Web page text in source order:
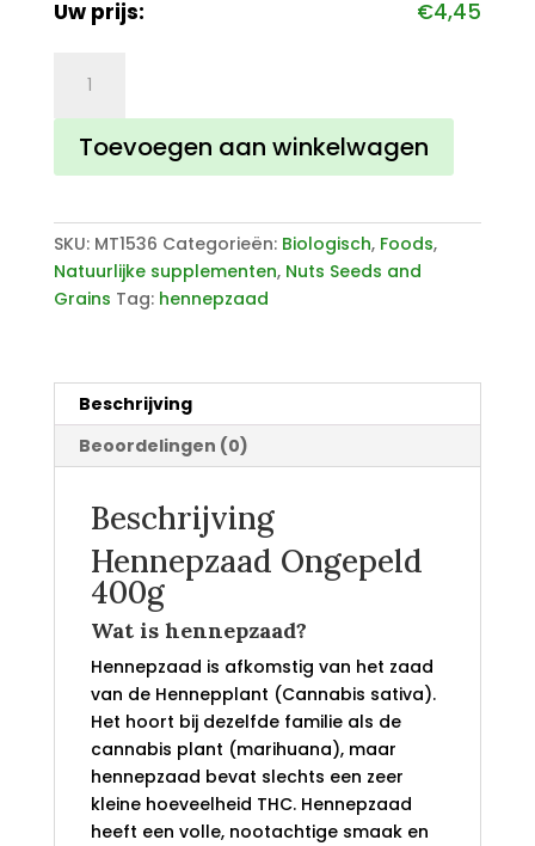
Uw prijs: €4,45
Ongepeld
400g
aantal
Toevoegen aan winkelwagen
SKU: MT1536 Categorieën: Biologisch, Foods,
Natuurlijke supplementen, Nuts Seeds and
Grains Tag: hennepzaad
Beschrijving
Beoordelingen (0)
Beschrijving
Hennepzaad Ongepeld
400g
Wat is hennepzaad?
Hennepzaad is afkomstig van het zaad
van de Hennepplant (Cannabis sativa).
Het hoort bij dezelfde familie als de
cannabis plant (marihuana), maar
hennepzaad bevat slechts een zeer
kleine hoeveelheid THC. Hennepzaad
heeft een volle, nootachtige smaak en